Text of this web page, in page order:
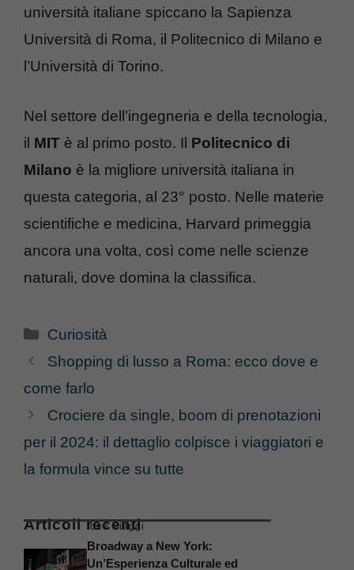
università italiane spiccano la Sapienza
Università di Roma, il Politecnico di Milano e
l’Università di Torino.
Nel settore dell’ingegneria e della tecnologia,
il MIT è al primo posto. Il Politecnico di
Milano è la migliore università italiana in
questa categoria, al 23° posto. Nelle materie
scientifiche e medicina, Harvard primeggia
ancora una volta, così come nelle scienze
naturali, dove domina la classifica.
Categorie
Curiosità
Shopping di lusso a Roma: ecco dove e
come farlo
Crociere da single, boom di prenotazioni
per il 2024: il dettaglio colpisce i viaggiatori e
la formula vince su tutte
Articoli recenti
Idee Viaggi
Broadway a New York:
Un’Esperienza Culturale ed